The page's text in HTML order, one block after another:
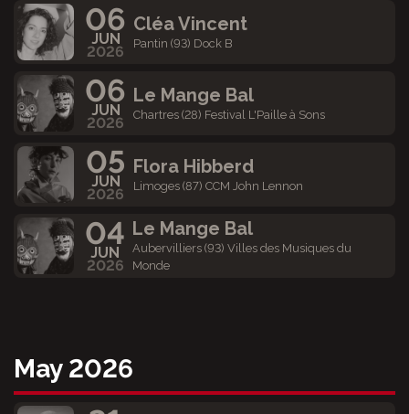
06
JUN
2026
Cléa Vincent
Pantin (93) Dock B
06
JUN
2026
Le Mange Bal
Chartres (28) Festival L'Paille à Sons
05
JUN
2026
Flora Hibberd
Limoges (87) CCM John Lennon
04
JUN
2026
Le Mange Bal
Aubervilliers (93) Villes des Musiques du
Monde
May 2026